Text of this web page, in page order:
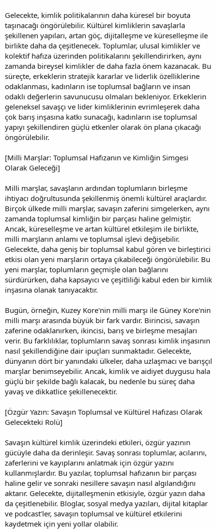
Gelecekte, kimlik politikalarının daha küresel bir boyuta
taşınacağı öngörülebilir. Kültürel kimliklerin savaşlarla
şekillenen yapıları, artan göç, dijitalleşme ve küreselleşme ile
birlikte daha da çeşitlenecek. Toplumlar, ulusal kimlikler ve
kolektif hafıza üzerinden politikalarını şekillendirirken, aynı
zamanda bireysel kimlikler de daha fazla önem kazanacak. Bu
süreçte, erkeklerin stratejik kararlar ve liderlik özelliklerine
odaklanması, kadınların ise toplumsal bağların ve insan
odaklı değerlerin savunucusu olmaları bekleniyor. Erkeklerin
geleneksel savaşçı ve lider kimliklerinin evrimleşerek daha
çok barış inşasına katkı sunacağı, kadınların ise toplumsal
yapıyı şekillendiren güçlü etkenler olarak ön plana çıkacağı
öngörülebilir.
[Milli Marşlar: Toplumsal Hafızanın ve Kimliğin Simgesi
Olarak Geleceği]
Milli marşlar, savaşların ardından toplumların birleşme
ihtiyacı doğrultusunda şekillenmiş önemli kültürel araçlardır.
Birçok ülkede milli marşlar, savaşın zaferini simgelerken, aynı
zamanda toplumsal kimliğin bir parçası haline gelmiştir.
Ancak, küreselleşme ve artan kültürel etkileşim ile birlikte,
milli marşların anlamı ve toplumsal işlevi değişebilir.
Gelecekte, daha geniş bir toplumsal kabul gören ve birleştirici
etkisi olan yeni marşların ortaya çıkabileceği öngörülebilir. Bu
yeni marşlar, toplumların geçmişle olan bağlarını
sürdürürken, daha kapsayıcı ve çeşitliliği kabul eden bir kimlik
inşasına olanak tanıyacaktır.
Bugün, örneğin, Kuzey Kore'nin milli marşı ile Güney Kore'nin
milli marşı arasında büyük bir fark vardır. Birincisi, savaşın
zaferine odaklanırken, ikincisi, barış ve birleşme mesajları
verir. Bu farklılıklar, toplumların savaş sonrası kimlik inşasının
nasıl şekillendiğine dair ipuçları sunmaktadır. Gelecekte,
dünyanın dört bir yanındaki ülkeler, daha uzlaşmacı ve barışçıl
marşlar benimseyebilir. Ancak, kimlik ve aidiyet duygusu hala
güçlü bir şekilde bağlı kalacak, bu nedenle bu süreç daha
yavaş ve dikkatlice şekillenecektir.
[Özgür Yazın: Savaşın Toplumsal ve Kültürel Hafızası Olarak
Gelecekteki Rolü]
Savaşın kültürel kimlik üzerindeki etkileri, özgür yazının
gücüyle daha da derinleşir. Savaş sonrası toplumlar, acılarını,
zaferlerini ve kayıplarını anlatmak için özgür yazını
kullanmışlardır. Bu yazılar, toplumsal hafızanın bir parçası
haline gelir ve sonraki nesillere savaşın nasıl algılandığını
aktarır. Gelecekte, dijitalleşmenin etkisiyle, özgür yazın daha
da çeşitlenebilir. Bloglar, sosyal medya yazıları, dijital kitaplar
ve podcast’ler, savaşın toplumsal ve kültürel etkilerini
kaydetmek için yeni yollar olabilir.